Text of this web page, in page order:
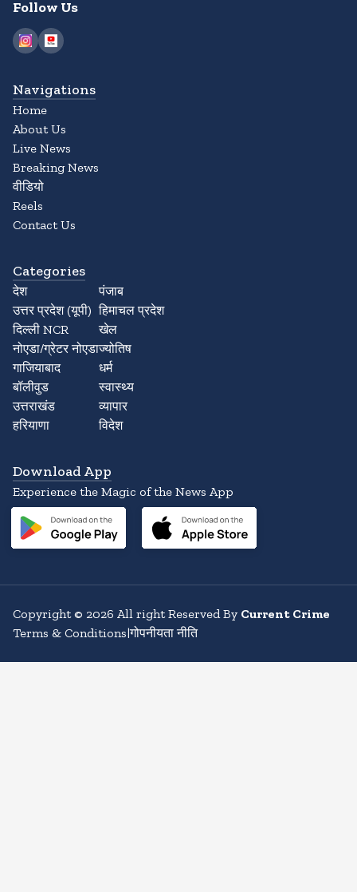
Follow Us
Navigations
Home
About Us
Live News
Breaking News
वीडियो
Reels
Contact Us
Categories
देश
उत्तर प्रदेश (यूपी)
दिल्ली NCR
नोएडा/ग्रेटर नोएडा
गाजियाबाद
बॉलीवुड
उत्तराखंड
हरियाणा
पंजाब
हिमाचल प्रदेश
खेल
ज्योतिष
धर्म
स्वास्थ्य
व्यापार
विदेश
Download App
Experience the Magic of the News App
Copyright© 2026 All right Reserved By Current Crime
Terms & Conditions|गोपनीयता नीति